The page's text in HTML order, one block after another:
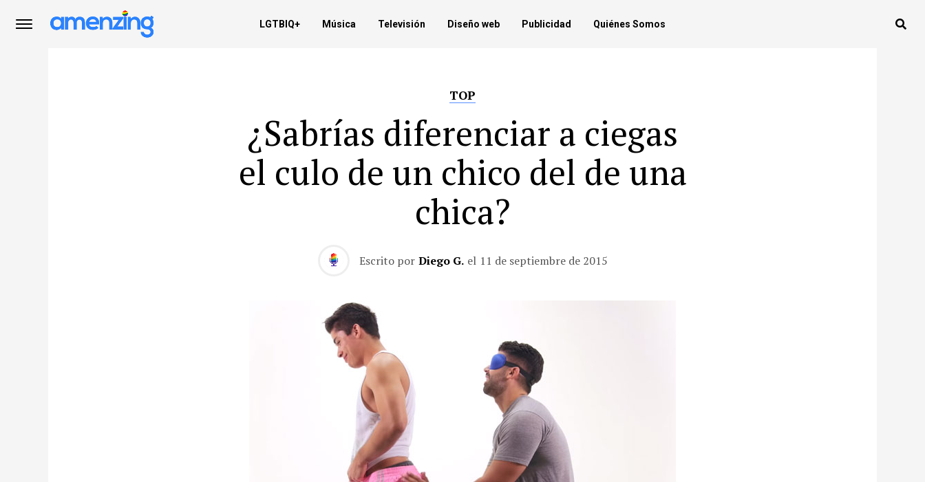
LGTBIQ+ Música Televisión Diseño web Publicidad Quiénes Somos
TOP
¿Sabrías diferenciar a ciegas
el culo de un chico del de una
chica?
Escrito por Diego G. el 11 de septiembre de 2015